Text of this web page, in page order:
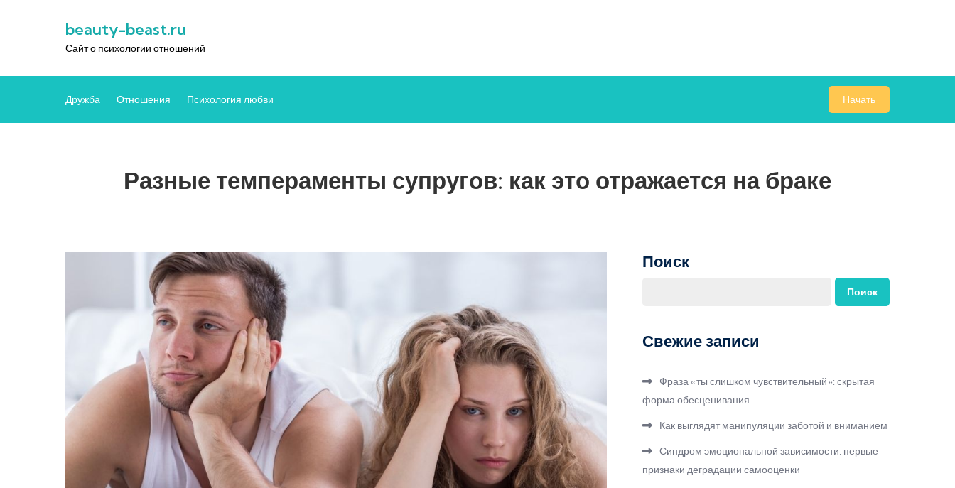
beauty-beast.ru
Сайт о психологии отношений
Дружба Отношения Психология любви Начать
Разные темпераменты супругов: как это отражается на браке
Поиск
Поиск
Свежие записи
Фраза «ты слишком чувствительный»: скрытая
форма обесценивания
Как выглядят манипуляции заботой и вниманием
Синдром эмоциональной зависимости: первые
признаки деградации самооценки